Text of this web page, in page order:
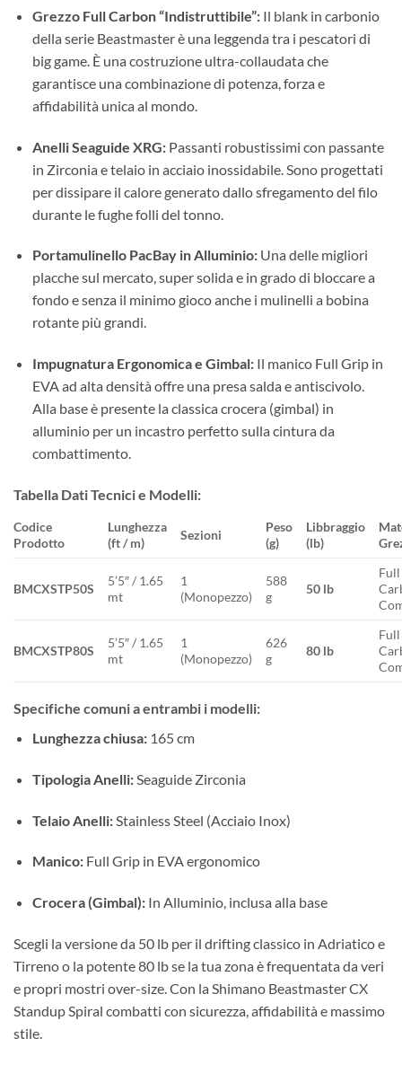
Grezzo Full Carbon “Indistruttibile”:Il blank in carbonio
della serie Beastmaster è una leggenda tra i pescatori di
big game. È una costruzione ultra-collaudata che
garantisce una combinazione di potenza, forza e
affidabilità unica al mondo.
Anelli Seaguide XRG:Passanti robustissimi con passante
in Zirconia e telaio in acciaio inossidabile. Sono progettati
per dissipare il calore generato dallo sfregamento del filo
durante le fughe folli del tonno.
Portamulinello PacBay in Alluminio:Una delle migliori
placche sul mercato, super solida e in grado di bloccare a
fondo e senza il minimo gioco anche i mulinelli a bobina
rotante più grandi.
Impugnatura Ergonomica e Gimbal:Il manico Full Grip in
EVA ad alta densità offre una presa salda e antiscivolo.
Alla base è presente la classica crocera (gimbal) in
alluminio per un incastro perfetto sulla cintura da
combattimento.
Tabella Dati Tecnici e Modelli:
Codice
Prodotto
Lunghezza
(ft / m)
Sezioni
Peso
(g)
Libbraggio
(lb)
BMCXSTP50S
5’5″ / 1.65
mt
1
(Monopezzo)
588
g
50 lb
Full
BMCXSTP80S
5’5″ / 1.65
mt
1
(Monopezzo)
626
g
80 lb
Full
Specifiche comuni a entrambi i modelli:
Lunghezza chiusa:165 cm
Tipologia Anelli:Seaguide Zirconia
Telaio Anelli:Stainless Steel (Acciaio Inox)
Manico:Full Grip in EVA ergonomico
Crocera (Gimbal):In Alluminio, inclusa alla base
Scegli la versione da 50 lb per il drifting classico in Adriatico e
Tirreno o la potente 80 lb se la tua zona è frequentata da veri
e propri mostri over-size. Con la Shimano Beastmaster CX
Standup Spiral combatti con sicurezza, affidabilità e massimo
stile.